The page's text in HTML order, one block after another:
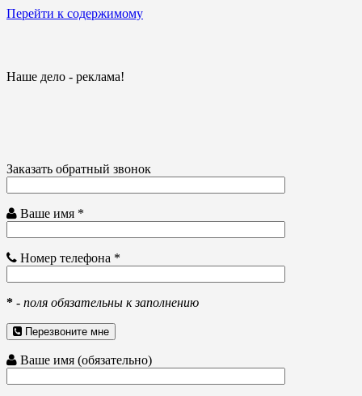
Перейти к содержимому
Наше дело - реклама!
Заказать обратный звонок
Ваше имя *
Номер телефона *
* - поля обязательны к заполнению
Перезвоните мне
Ваше имя (обязательно)